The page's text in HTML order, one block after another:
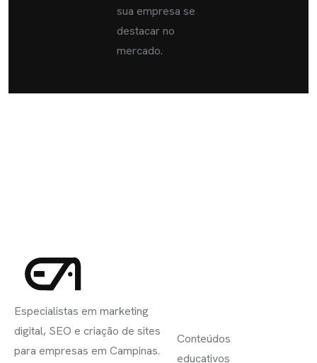
sua empresa se
destacar no
mercado.
Especialistas em marketing
digital, SEO e criação de sites
para empresas em Campinas.
Conteúdos
educativos